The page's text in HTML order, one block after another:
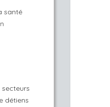
santé
secteurs
détiens